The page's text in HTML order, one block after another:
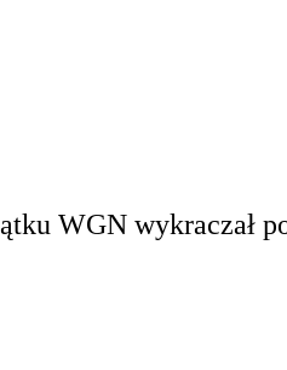
WGN wykraczał